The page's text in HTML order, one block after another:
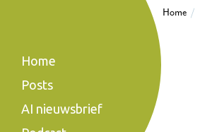
Home
Home
Posts
AI nieuwsbrief